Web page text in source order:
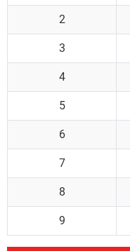
2
3
4
5
6
7
8
9